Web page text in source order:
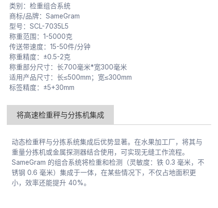
类别：检重组合系统
商标/品牌：SameGram
型号：SCL-7035L5
称重范围：1-5000克
传送带速度：15-50件/分钟
称重精度：±0.5-2克
称重部分尺寸：长700毫米*宽300毫米
适用产品尺寸：长≤500mm；宽≤300mm
标签精度：±5+30mm
将高速检重秤与分拣机集成
动态检重秤与分拣系统集成后优势显著。在水果加工厂，将其与
重量分拣机或金属探测器结合使用，可实现无缝工作流程。
SameGram 的组合系统将检重和检测（灵敏度：铁 0.3 毫米，不
锈钢 0.6 毫米）集成于一体，在某些情况下，不仅占地面积更
小，效率还能提升 40%。